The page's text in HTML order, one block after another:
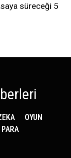
süreceği 5
OYUN